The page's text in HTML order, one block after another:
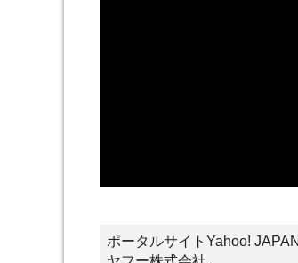
ポータルサイトYahoo!